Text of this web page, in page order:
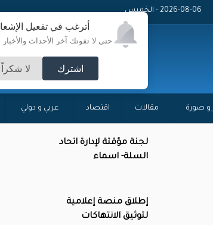
أترغب في تفعيل
حتى لا تفوتك آخر الأحداث والأخبار
اشترك لا شكراً
2026-08-06 - الخميس
و صورة مقالات اقتصاد عربي و دولي
لجنة مؤقتة لإدارة اتحاد
السلة- اسماء
إطلاق منصة إعلامية
لتوثيق الانتهاكات